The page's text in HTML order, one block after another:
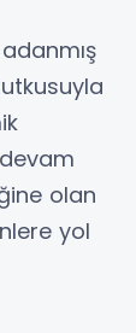
olan
yol